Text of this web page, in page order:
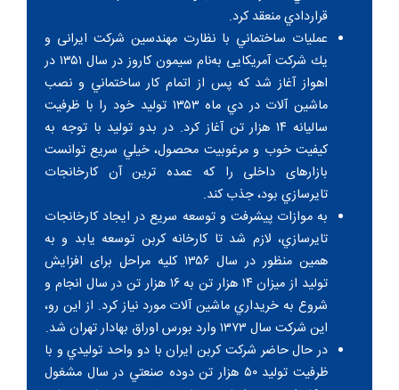
قراردادي منعقد کرد.
عمليات ساختماني با نظارت مهندسين شركت ايرانی و
يك شركت آمريكايی به‌نام سيمون كاروز در سال ۱۳۵۱ در
اهواز آغاز شد كه پس از اتمام كار ساختماني و نصب
ماشين آلات در دي ماه ۱۳۵۳ توليد خود را با ظرفيت
ساليانه ۱۴ هزار تن آغاز کرد. در بدو توليد با توجه به
كيفيت خوب و مرغوبيت محصول، خيلي سريع توانست
بازارهای داخلی را كه عمده ترين آن كارخانجات
تايرسازي بود، جذب کند.
به موازات پيشرفت و توسعه سريع در ايجاد كارخانجات
تايرسازي، لازم شد تا كارخانه كربن توسعه يابد و به
همين منظور در سال ۱۳۵۶ كليه مراحل برای افزايش
توليد از ميزان ۱۴ هزار تن به ۱۶ هزار تن در سال انجام و
شروع به خريداري ماشين آلات مورد نياز کرد. از این رو،
این شرکت سال ۱۳۷۳ وارد بورس اوراق بهادار تهران شد.
در حال حاضر شركت كربن ايران با دو واحد توليدي و با
ظرفيت توليد ۵۰ هزار تن دوده صنعتي در سال مشغول